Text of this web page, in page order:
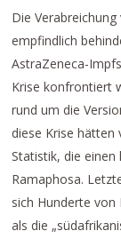
Die
empfindlich
AstraZeneca-
Krise konfrontiert
rund um die
diese Krise hätten
Statistik, die einen
Ramaphosa.
sich Hunderte
als die